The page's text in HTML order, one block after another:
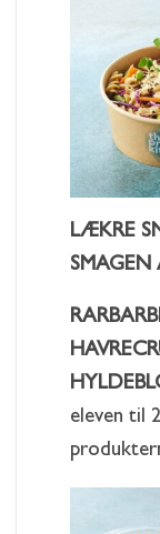
LÆKRE
SMAGEN
eleven til